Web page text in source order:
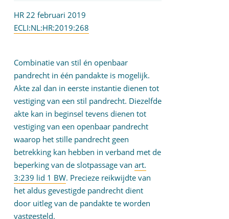
HR 22 februari 2019
ECLI:NL:HR:2019:268
Combinatie van stil én openbaar
pandrecht in één pandakte is mogelijk.
Akte zal dan in eerste instantie dienen tot
vestiging van een stil pandrecht. Diezelfde
akte kan in beginsel tevens dienen tot
vestiging van een openbaar pandrecht
waarop het stille pandrecht geen
betrekking kan hebben in verband met de
beperking van de slotpassage van art.
3:239 lid 1 BW. Precieze reikwijdte van
het aldus gevestigde pandrecht dient
door uitleg van de pandakte te worden
vastgesteld.